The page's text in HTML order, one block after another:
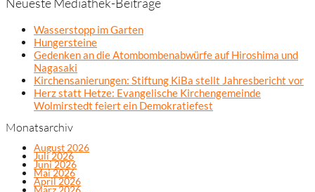
Wasserstopp im Garten
Hungersteine
Gedenken an die Atombombenabwürfe auf Hiroshima und
Nagasaki
Kirchensanierungen: Stiftung KiBa stellt Jahresbericht vor
Herz statt Hetze: Evangelische Kirchengemeinde
Wolmirstedt feiert ein Demokratiefest
Monatsarchiv
August 2026
Juli 2026
Juni 2026
Mai 2026
April 2026
März 2026